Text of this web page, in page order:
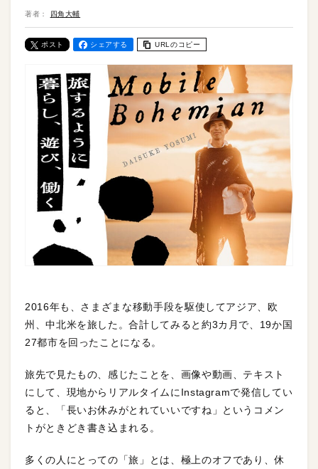
著者： 四角大輔
ポスト シェアする URLのコピー
2016年も、さまざまな移動手段を駆使してアジア、欧
州、中北米を旅した。合計してみると約3カ月で、19か国
27都市を回ったことになる。
旅先で見たもの、感じたことを、画像や動画、テキスト
にして、現地からリアルタイムにInstagramで発信してい
ると、「長いお休みがとれていいですね」というコメン
トがときどき書き込まれる。
多くの人にとっての「旅」とは、極上のオフであり、休